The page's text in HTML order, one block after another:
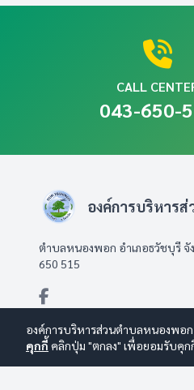
CALL
043-650-
องค์การบริหาร
ตำบลหนองพอก อำเภอธวัชบุรี จั
650 515
องค์การบริหารส่วนตำบลหนองพอก
คุกกี้ คลิกปุ่ม "ตกลง" เพื่อยอมรับคุก